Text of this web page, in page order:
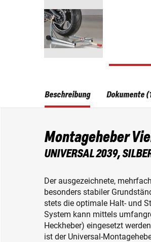
Beschreibung
Montageheber
UNIVERSAL 2039,
Der ausgezeichnete,
besonders stabiler
stets die optimale Halt- und
System kann mittels
Heckheber) eingesetzt
ist der Universal-
Dokumente